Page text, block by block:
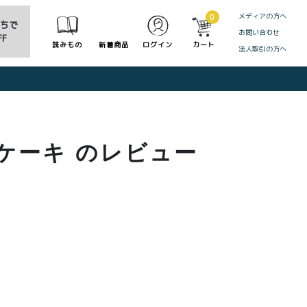
で
読みもの 新着商品 ログイン
0
カート
メディアの方へ
お問い合わせ
法人取引の方へ
CLOSE
ーキ のレビュー